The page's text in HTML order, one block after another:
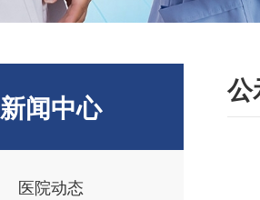
新闻中心
医院动态
公